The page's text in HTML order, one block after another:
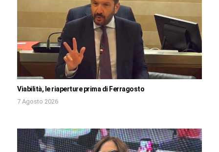
Viabilità, le riaperture prima di Ferragosto
7 Agosto 2026